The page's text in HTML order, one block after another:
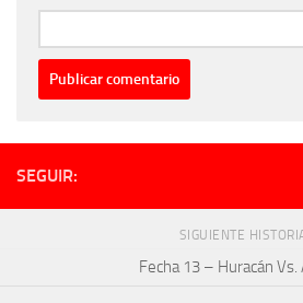
SEGUIR:
SIGUIENTE
Fecha 13 – Huracán Vs.